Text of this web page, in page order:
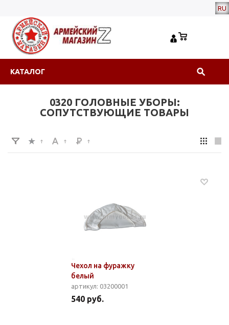
RU
КАТАЛОГ
0320 ГОЛОВНЫЕ УБОРЫ:
СОПУТСТВУЮЩИЕ ТОВАРЫ
Чехол на фуражку
белый
артикул: 03200001
540 руб.